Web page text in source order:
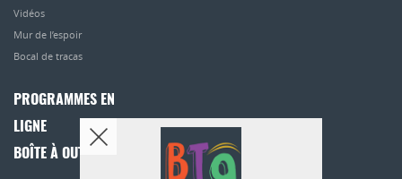
Vidéos
Mur de l’espoir
Bocal de tracas
PROGRAMMES EN
LIGNE
BOÎTE À OUTILS